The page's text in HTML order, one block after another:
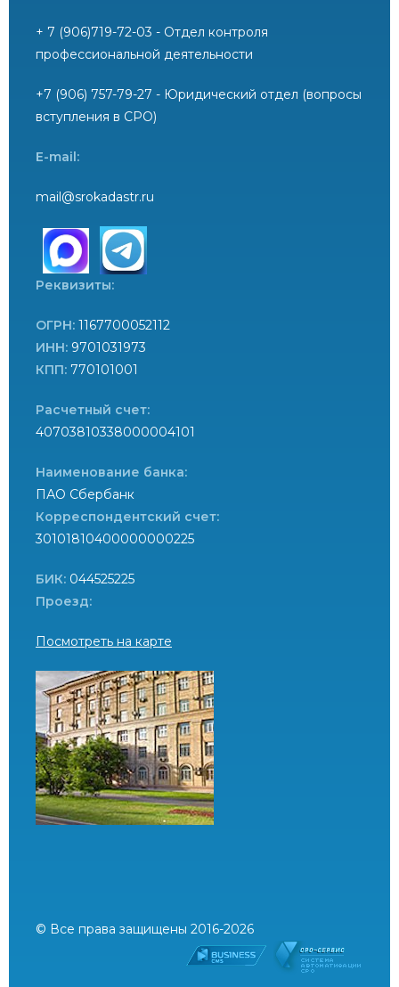
+ 7 (906)719-72-03 - Отдел контроля
профессиональной деятельности
+7 (906) 757-79-27 - Юридический отдел (вопросы
вступления в СРО)
E-mail:
mail@srokadastr.ru
Реквизиты:
ОГРН: 1167700052112
ИНН: 9701031973
КПП: 770101001
Расчетный счет:
40703810338000004101
Наименование банка:
ПАО Сбербанк
Корреспондентский счет:
30101810400000000225
БИК: 044525225
Проезд:
Посмотреть на карте
© Все права защищены 2016-2026